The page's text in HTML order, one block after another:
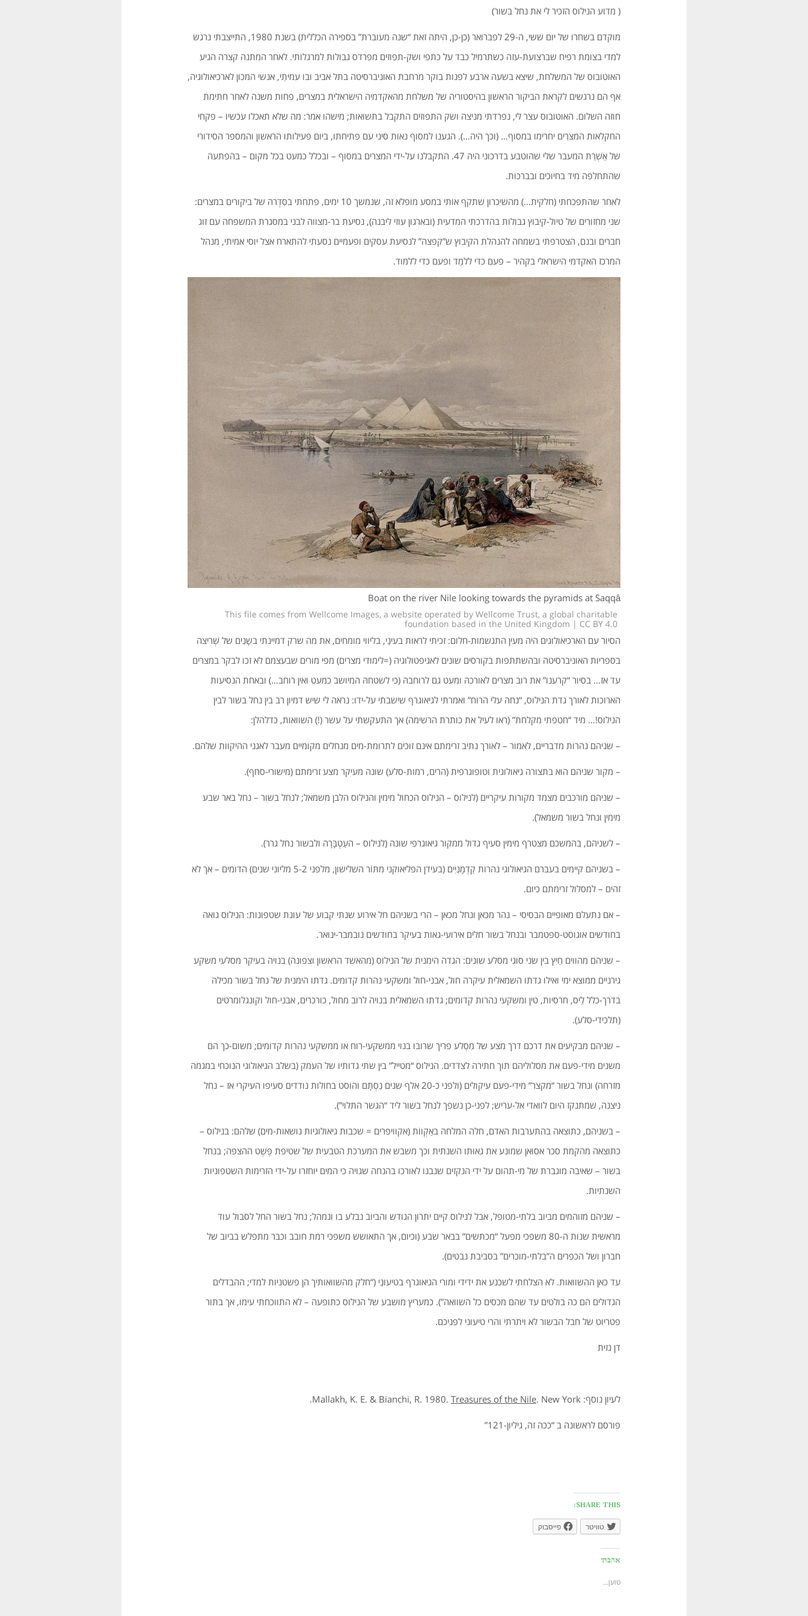
( מדוע הנילוס הזכיר לי את נחל בשור)
מוקדם בשחרו של יום ששי, ה-29 לפברואר (כן-כן, היתה זאת “שנה מעוברת” בספירה הכללית) בשנת 1980, התייצבתי נרגש
למדי בצומת רפיח שברצועת-עזה כשתרמיל כבד על כתפי ושק-תפוזים מפרדס גבולות למרגלותי. לאחר המתנה קצרה הגיע
האוטובוס של המשלחת, שיצא בשעה ארבע לפנות בוקר מרחבת האוניברסיטה בתל אביב ובו עמיתַי, אנשי המכון לארכיאולוגיה,
אף הם נרגשים לקראת הביקור הראשון בהיסטוריה של משלחת מהאקדמיה הישראלית במצרים, פחות משנה לאחר חתימת
חוזה השלום. האוטובוס עצר לי, נפרדתי מניצה ושק התפוזים התקבל בתשואות; מישהו אמר: מה שלא תאכלו עכשיו – פקחי
החקלאות המצרִים יחרימו במסוף… (וכך היה…). הגענו למסוף נאות סיני עם פתיחתו, ביום פעילותו הראשון והמספר הסידורי
של אַשְׁרַת המעבר שלי שהוטבע בדרכוני היה 47. התקבלנו על-ידי המצרים במסוף – ובכלל כמעט בכל מקום – בהפתעה
שהתחלפה מיד בחיוכים ובברכות.
לאחר שהתפכחתי (חלקית…) מהשיכרון שתקף אותי במסע מופלא זה, שנמשך 10 ימים, פתחתי בסִדְרה של ביקורים במצרים:
שני מחזורים של טיול-קיבוץ גבולות בהדרכתי המדעית (ובארגון עוזי ליבנה), נסיעת בר-מצווה לבני במסגרת המשפחה עם זוג
חברים ובנם, הצטרפתי בשמחה להנהלת הקיבוץ ש”קפצה” לנסיעת עסקים ופעמיים נסעתי להתארח אצל יוסי אמיתי, מנהל
המרכז האקדמי הישראלי בקהיר – פעם כדי ללמֵד ופעם כדי ללמוד.
Boat on the river Nile looking towards the pyramids at Saqqâ
This file comes from Wellcome Images, a website operated by Wellcome Trust, a global charitable
foundation based in the United Kingdom | CC BY 4.0
הסיור עם הארכיאולוגים היה מעין התגשמות-חלום: זכיתי לראות בעינַי, בליווי מומחים, את מה שרק דמיינתי בשָנִים של שְׁריצה
בספריות האוניברסיטה ובהשתתפות בקורסים שונים לאגיפטולוגיה (=לימודי מצרים) מפי מורים שבעצמם לא זכו לבקר במצרים
עד אז… בסיור “קרענו” את רוב מצרים לאורכהּ ומעט גם לרוחבהּ (כי לשטחהּ המיושב כמעט ואין רוחב…) ובאחת הנסיעות
הארוכות לאורך גדת הנילוס, “נחה עלי הרוח” ואמרתי לגיאוגרף שישבתי על-ידו: נראה לי שיש דמיון רב בין נחל בשור לבין
הנילוס!… מיד “חטפתי מקלחת” (ראו לעיל את כותרת הרשימה) אך התעקשתי על עשר (!) השוואות, כדלהלן:
– שניהם נהרות מדבריים, לאמור – לאורך נתיב זרימתם אינם זוכים לתרומת-מים מנחלים מקומיים מעבר לאגני ההיקוות שלהם.
– מקור שניהם הוא בתצורה גיאולוגית וטופוגרפית (הרים, רמות-סלע) שונה מעיקר מצע זרימתם (מישורי-סחף).
– שניהם מורכבים מצמד מקורות עיקריים (לנילוס – הנילוס הכחול מימין והנילוס הלבן משמאל; לנחל בשור – נחל באר שבע
מימין ונחל בשור משמאל).
– לשניהם, בהמשכם מצטרף מימין סעיף גדול ממקור גיאוגרפי שונה (לנילוס – העַטְבָּרָה ולבשור נחל גרר).
– בשניהם קיימים בעברם הגיאולוגי נהרות קַדְמָנִיִים (בעידן הפליאוקני מתּוֹר השלישון, מלפני 5-2 מליוני שנים) הדומים – אך לא
זהים – למסלול זרימתם כיום.
– אם נתעלם מאופיים הבסיסי – נהר מכאן ונחל מכאן – הרי בשניהם חל אירוע שנתי קבוע של עונת שטפונות: הנילוס גואה
בחודשים אוגוסט-ספטמבר ובנחל בשור חלים אירועי-גאות בעיקר בחודשים נובמבר-ינואר.
– שניהם מהווים חַיִץ בין שני סוגי מסלע שונים: הגדה הימנית של הנילוס (מהאשד הראשון וצפונה) בנויה בעיקר מסלעי משקע
גירניים ממוצא ימי ואילו גדתו השמאלית עיקרה חול, אבני-חול ומשקעי נהרות קדומים. גדתו הימנית של נחל בשור מכילה
בדרך-כלל לֵיס, חרסיות, טין ומשקעי נהרות קדומים; גדתו השמאלית בנויה לרוב מחול, כורכרים, אבני-חול וקונגלומרטים
(תלכידי-סלע).
– שניהם מבקיעים את דרכם דרך מצע של מִסְלע פריך שרובו בנוי ממשקעי-רוח או ממשקעי נהרות קדומים; משום-כך הם
משנים מידי-פעם את מסלוליהם תוך חתירה לצדדים. הנילוס “מטייל” בין שתי גדותיו של העמק (בשלב הגיאולוגי הנוכחי במגמה
מזרחה) ונחל בשור “מקצר” מידי-פעם עיקולים (ולפני כ-20 אלף שנים נִסְתָּם והוסט בחולות נודדים סעיפו העיקרי אז – נחל
ניצנה, שמתנקז היום לוואדי אל-עריש; לפני-כן נשפך לנחל בשור ליד “הגשר התלוי”).
– בשניהם, כתוצאה בהתערבות האדם, חלה המלחה באַקְווֹת (אקוויפרים = שכבות גיאולוגיות נושאות-מים) שלהם: בנילוס –
כתוצאה מהקמת סכר אסוּאן שמונע את גאוּתו השנתית וכך משבש את המערכת הטבעית של שטיפת פֶּשֶׁט ההצפה; בנחל
בשור – שאיבה מוגברת של מי-תהום על ידי הנקזים שנבנו לאורכו בהנחה שגויה כי המים יוחזרו על-ידי הזרימות השטפוניות
השנתיות.
– שניהם מזוהמים מביוב בלתי-מטופל, אבל לנילוס קיים יתרון הגודש והביוב נבלע בו ונמהל; נחל בשור החל לסבול עוד
מראשית שנות ה-80 משפכי מפעל “מכתשים” בבאר שבע (וכיום, אך התאושש משפכי רמת חובב וכבר מתפלש בביוב של
חברון ושל הכפרים ה”בלתי-מוכרים” בסביבת נבטים).
עד כאן ההשוואות. לא הצלחתי לשכנע את ידידי ומורי הגיאוגרף בטיעונַי (“חלק מהשוואותיך הן פשטניות למדי; ההבדלים
הגדולים הם כה בולטים עד שהם מכסים כל השוואה”). כמעריץ מושבע של הנילוס כתופעה – לא התווכחתי עימו, אך בתור
פטריוט של חבל הבשור לא ויתרתי והרי טיעוני לפניכם.
דן גזית
לעיון נוסף: Mallakh, K. E. & Bianchi, R. 1980. Treasures of the Nile. New York.
פורסם לראשונה ב “ככה זה, גיליון-121”
SHARE THIS:
טוויטר פייסבוק
אהבתי
טוען...